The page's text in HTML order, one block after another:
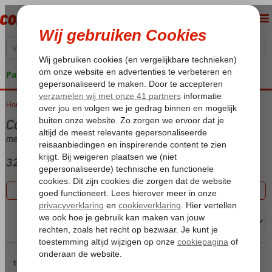
Pakketgarantie
Home Vakantie reizen
Costa del Sol
met (Ultra) All Inclusive met Hotel
32 aanbiedingen
Filter 32 aanbiedingen
Sorteren op:
16 t/m 30 van de 32 accommodaties